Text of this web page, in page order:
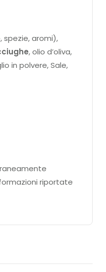
spezie, aromi),
ciughe, olio d’oliva,
in polvere, Sale,
riportate